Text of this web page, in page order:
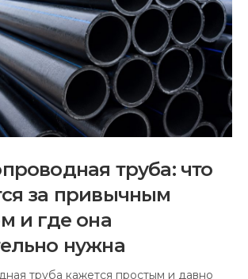
труба: что
за привычным
и где она
нужна
труба кажется простым и давно